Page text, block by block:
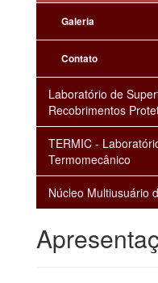
Galeria
Contato
Laboratório de
Recobrimentos
TERMIC -
Termomecânico
Núcleo Multiusuário